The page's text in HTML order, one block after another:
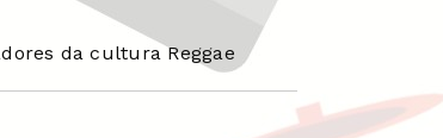
da cultura Reggae